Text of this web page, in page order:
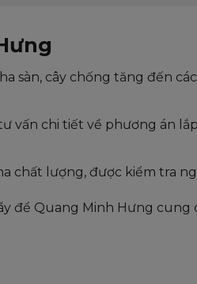
sàn, cây chống tăng đến
vấn chi tiết về phương án
chất lượng, được kiểm tra
Quang Minh Hưng cung